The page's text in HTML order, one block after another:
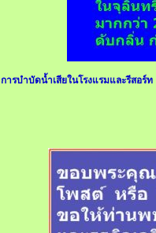
การบำบัดน้ำเสียในโรงแรมและรีสอร์ท